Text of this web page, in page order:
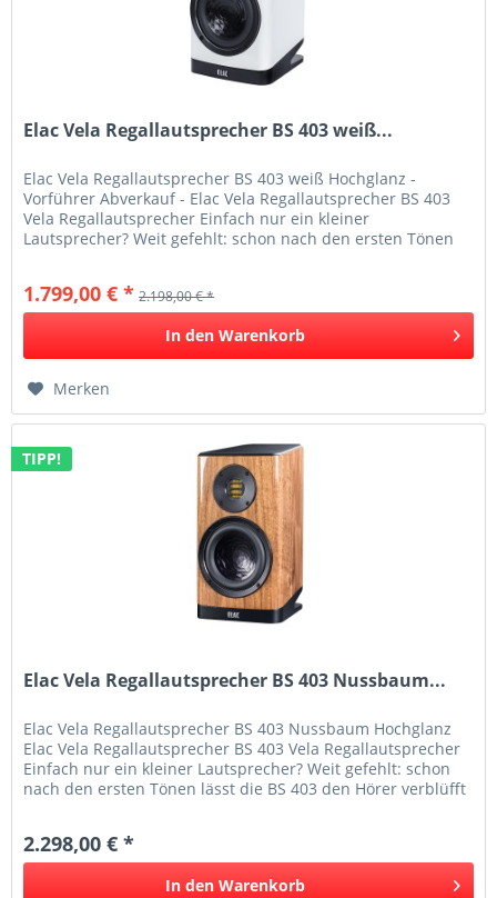
Elac Vela Regallautsprecher BS 403 weiß...
Elac Vela Regallautsprecher BS 403 weiß Hochglanz -
Vorführer Abverkauf - Elac Vela Regallautsprecher BS 403
Vela Regallautsprecher Einfach nur ein kleiner
Lautsprecher? Weit gefehlt: schon nach den ersten Tönen
1.799,00 € * 2.198,00 € *
In den Warenkorb
Merken
TIPP!
Elac Vela Regallautsprecher BS 403 Nussbaum...
Elac Vela Regallautsprecher BS 403 Nussbaum Hochglanz
Elac Vela Regallautsprecher BS 403 Vela Regallautsprecher
Einfach nur ein kleiner Lautsprecher? Weit gefehlt: schon
nach den ersten Tönen lässt die BS 403 den Hörer verblüfft
2.298,00 € *
In den Warenkorb